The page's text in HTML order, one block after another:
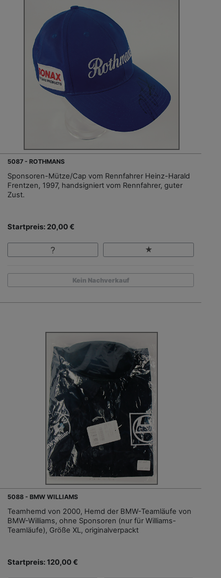
5087 - ROTHMANS
Sponsoren-Mütze/Cap vom Rennfahrer Heinz-Harald
Frentzen, 1997, handsigniert vom Rennfahrer, guter
Zust.
Startpreis: 20,00 €
Kein Nachverkauf
5088 - BMW WILLIAMS
Teamhemd von 2000, Hemd der BMW-Teamläufe von
BMW-Williams, ohne Sponsoren (nur für Williams-
Teamläufe), Größe XL, originalverpackt
Startpreis: 120,00 €